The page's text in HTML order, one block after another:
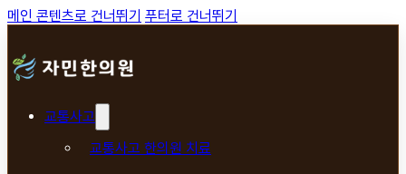
메인 콘텐츠로 건너뛰기 푸터로 건너뛰기
교통사고
교통사고 한의원 치료